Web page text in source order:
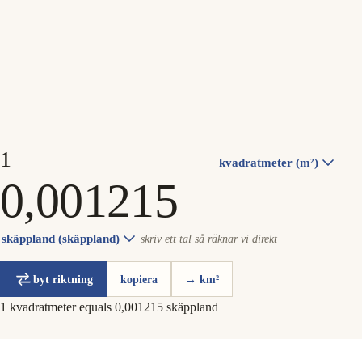
kvadratmeter (m²)
skäppland (skäppland) skriv ett tal så räknar vi direkt
byt riktning kopiera → km²
1 kvadratmeter equals 0,001215 skäppland